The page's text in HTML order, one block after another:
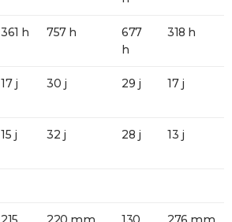
361 h 757 h
677
h
318 h
17 j 30 j 29 j 17 j
15 j 32 j 28 j 13 j